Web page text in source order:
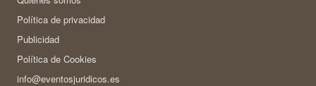
Política de privacidad
Publicidad
Política de Cookies
info@eventosjuridicos.es